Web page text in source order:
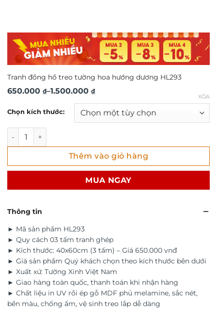
Tranh đồng hồ treo tường hoa hướng dương HL293
650.000 ₫–1.500.000 ₫
Khoảng
650.000 ₫
đến
1.500.000 ₫
Chọn kích thước:
XÓA
Tranh đồng hồ treo tường hoa hướng dương HL293 số
Thêm vào giỏ hàng
MUA NGAY
Thông tin
► Mã sản phẩm HL293
► Quy cách 03 tấm tranh ghép
► Kích thước: 40x60cm (3 tấm) – Giá 650.000 vnđ
► Giá sản phẩm Quý khách chọn theo kích thước bên dưới
► Xuất xứ: Tường Xinh Việt Nam
► Giao hàng toàn quốc, thanh toán khi nhận hàng
► Chất liệu in UV rồi ép gỗ MDF phủ melamine, sắc nét,
bền màu, chống ẩm, vệ sinh treo lắp dễ dàng